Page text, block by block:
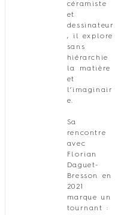
céramiste
et
dessinateur
, il explore
sans
hiérarchie
la matière
et
l’imaginair
e.
Sa
rencontre
avec
Florian
Daguet-
Bresson en
2021
marque un
tournant :